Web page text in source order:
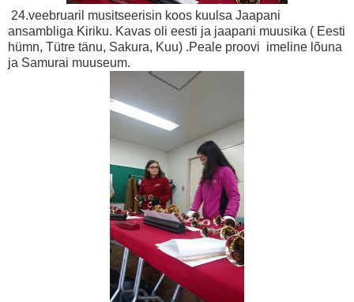
24.veebruaril musitseerisin koos kuulsa Jaapani
ansambliga Kiriku. Kavas oli eesti ja jaapani muusika ( Eesti
hümn, Tütre tänu, Sakura, Kuu) .Peale proovi imeline lõuna
ja Samurai muuseum.